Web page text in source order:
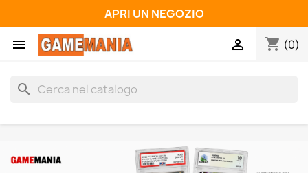
APRI UN NEGOZIO
 shopping_cart (0)

search